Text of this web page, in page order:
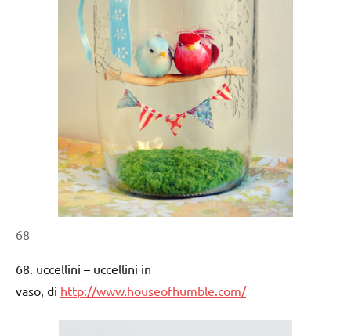
68
68. uccellini – uccellini in
vaso, di http://www.houseofhumble.com/